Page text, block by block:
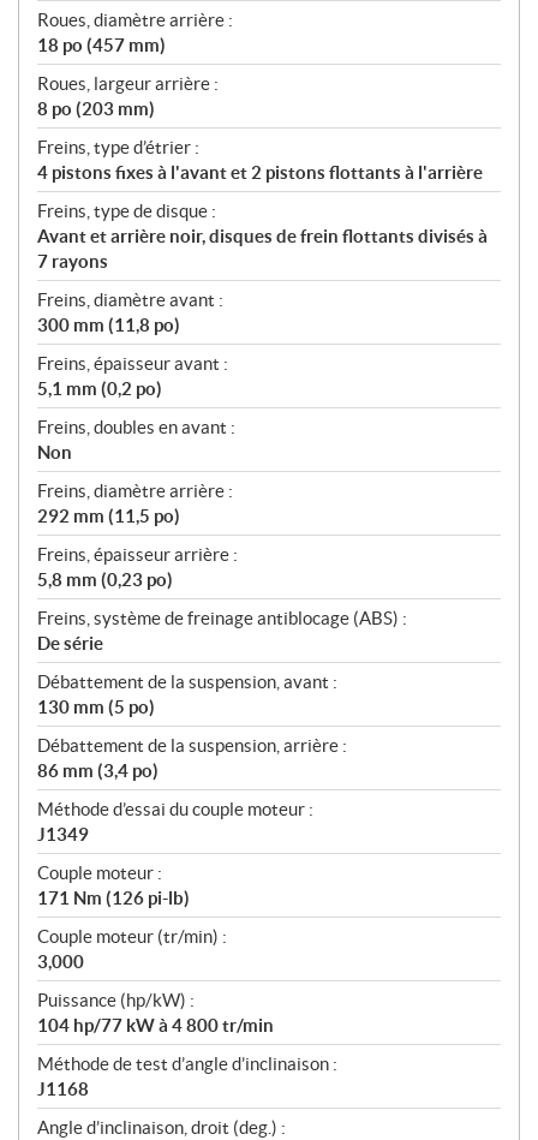
Roues, diamètre arrière :
18 po (457 mm)
Roues, largeur arrière :
8 po (203 mm)
Freins, type d’étrier :
4 pistons fixes à l'avant et 2 pistons flottants à l'arrière
Freins, type de disque :
Avant et arrière noir, disques de frein flottants divisés à
7 rayons
Freins, diamètre avant :
300 mm (11,8 po)
Freins, épaisseur avant :
5,1 mm (0,2 po)
Freins, doubles en avant :
Non
Freins, diamètre arrière :
292 mm (11,5 po)
Freins, épaisseur arrière :
5,8 mm (0,23 po)
Freins, système de freinage antiblocage (ABS) :
De série
Débattement de la suspension, avant :
130 mm (5 po)
Débattement de la suspension, arrière :
86 mm (3,4 po)
Méthode d’essai du couple moteur :
J1349
Couple moteur :
171 Nm (126 pi-lb)
Couple moteur (tr/min) :
3,000
Puissance (hp/kW) :
104 hp/77 kW à 4 800 tr/min
Méthode de test d’angle d’inclinaison :
J1168
Angle d’inclinaison, droit (deg.) :